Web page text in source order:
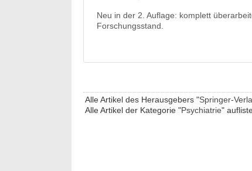
Neu in der 2. Auflage: komplett
Forschungsstand.
Alle Artikel des Herausgebers "Springer-
Alle Artikel der Kategorie "Psychiatrie"